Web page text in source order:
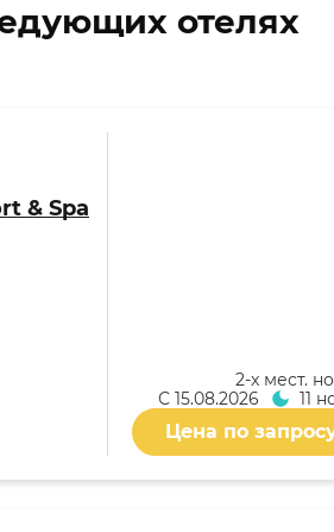
отелях
& Spa
2-x мест.
С 15.08.2026 11
Цена по